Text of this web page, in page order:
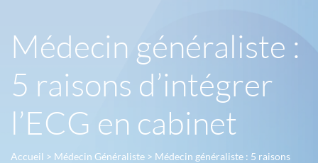
Médecin généraliste :
5 raisons d’intégrer
l’ECG en cabinet
Accueil > Médecin Généraliste > Médecin généraliste : 5 raisons